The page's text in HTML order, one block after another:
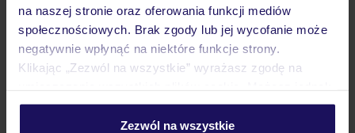
na naszej stronie oraz oferowania funkcji mediów
społecznościowych. Brak zgody lub jej wycofanie może
negatywnie wpłynąć na niektóre funkcje strony.
Klikając „Zezwól na wszystkie” wyrażasz zgodę na
personalizować swój wybór wchodząc w zakładkę
Zezwól na wszystkie
Na jakiej podstawie i gdzie otrzymam karty
pokładowe/bilety lotnicze?
Zobacz więcej